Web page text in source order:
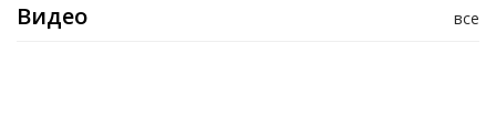
все
Видео